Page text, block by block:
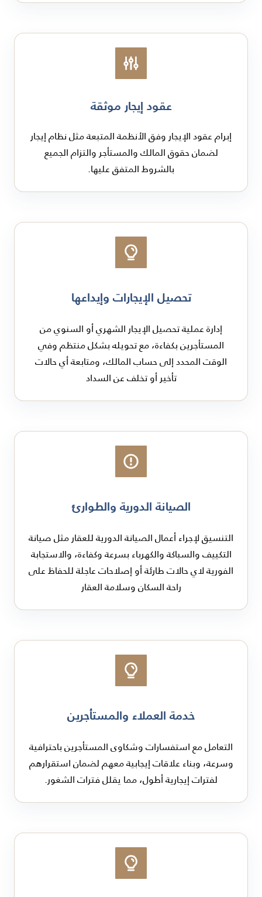
عقود إيجار موثقة
إبرام عقود الإيجار وفق الأنظمة المتبعة مثل نظام إيجار
لضمان حقوق المالك والمستأجر والتزام الجميع
بالشروط المتفق عليها.
تحصيل الإيجارات وإيداعها
إدارة عملية تحصيل الإيجار الشهري أو السنوي من
المستأجرين بكفاءة، مع تحويله بشكل منتظم وفي
الوقت المحدد إلى حساب المالك، ومتابعة أي حالات
تأخير أو تخلف عن السداد
الصيانة الدورية والطوارئ
التنسيق لإجراء أعمال الصيانة الدورية للعقار مثل صيانة
التكييف والسباكة والكهرباء بسرعة وكفاءة، والاستجابة
الفورية لاي حالات طارئة أو إصلاحات عاجلة للحفاظ على
راحة السكان وسلامة العقار
خدمة العملاء والمستأجرين
التعامل مع استفسارات وشكاوى المستأجرين باحترافية
وسرعة، وبناء علاقات إيجابية معهم لضمان استقرارهم
لفترات إيجارية أطول، مما يقلل فترات الشغور.